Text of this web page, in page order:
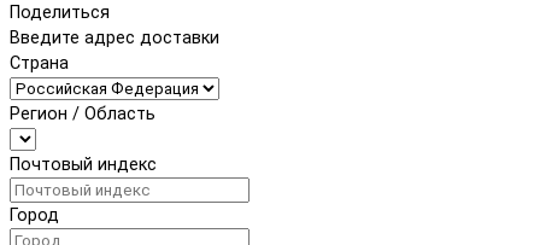
Поделиться
Введите адрес доставки
Страна
Регион / Область
Почтовый индекс
Город